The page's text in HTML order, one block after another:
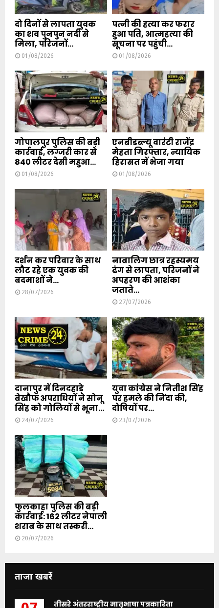
दो दिनों से लापता युवक
का शव पुनपुन नदी से
मिला, परिजनों...
01/08/2026
पत्नी की हत्या कर फरार
हुआ पति, आत्महत्या की
सूचना पर पहुंची...
01/08/2026
गोपालपुर पुलिस की बड़ी
कार्रवाई, लग्जरी कार से
840 लीटर देसी महुआ...
01/08/2026
एनबीडब्ल्यू वारंटी राजेंद्र
मेहता गिरफ्तार, न्यायिक
हिरासत में भेजा गया
01/08/2026
दर्शन कर परिवार के साथ
लौट रहे एक युवक की
बदमाशों ने...
28/07/2026
नाबालिग छात्र रहस्यमय
ढंग से लापता, परिजनों ने
अपहरण की आशंका
जताते...
27/07/2026
दानापुर में दिनदहाड़े
बेखौफ अपराधियों ने सोनू
सिंह को गोलियों से भूना...
24/07/2026
युवा कांग्रेस ने नितीश सिंह
पर हमले की निंदा की,
दोषियों पर...
23/07/2026
फुलकाहा पुलिस की बड़ी
कार्रवाई: 162 लीटर नेपाली
शराब के साथ तस्करी...
20/07/2026
ताजा खबरें
तीसरे अंतरराष्ट्रीय मातृभाषा पत्रकारिता